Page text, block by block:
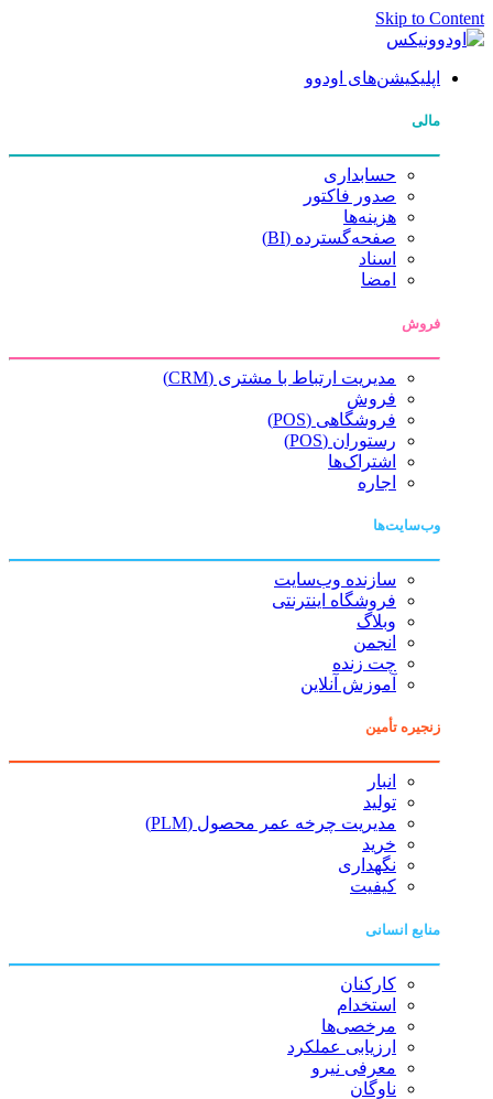
Skip to Content
اپلیکیشن‌های اودوو
مالی
حسابداری
صدور فاکتور
هزینه‌ها
صفحه‌گسترده (BI)
اسناد
امضا
فروش
مدیریت ارتباط با مشتری (CRM)
فروش
فروشگاهی (POS)
رستوران (POS)
اشتراک‌ها
اجاره
وب‌سایت‌ها
سازنده وب‌سایت
فروشگاه اینترنتی
وبلاگ
انجمن
چت زنده
آموزش آنلاین
زنجیره تأمین
انبار
تولید
مدیریت چرخه عمر محصول (PLM)
خرید
نگهداری
کیفیت
منابع انسانی
کارکنان
استخدام
مرخصی‌ها
ارزیابی عملکرد
معرفی نیرو
ناوگان